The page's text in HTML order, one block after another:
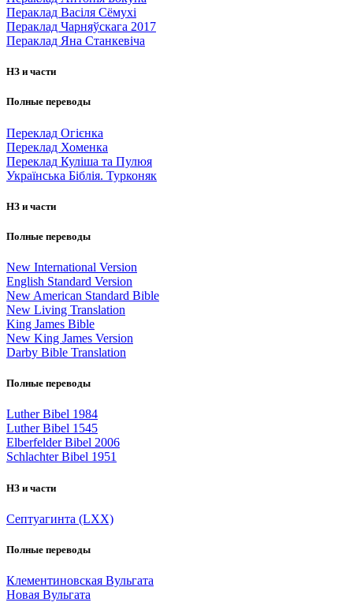
Пераклад Васіля Сёмухі
Пераклад Чарняўскага 2017
Пераклад Яна Станкевіча
НЗ и части
Полные переводы
Переклад Огієнка
Переклад Хоменка
Переклад Куліша та Пулюя
Українська Біблія. Турконяк
НЗ и части
Полные переводы
New International Version
English Standard Version
New American Standard Bible
New Living Translation
King James Bible
New King James Version
Darby Bible Translation
Полные переводы
Luther Bibel 1984
Luther Bibel 1545
Elberfelder Bibel 2006
Schlachter Bibel 1951
НЗ и части
Септуагинта (LXX)
Полные переводы
Клементиновская Вульгата
Новая Вульгата